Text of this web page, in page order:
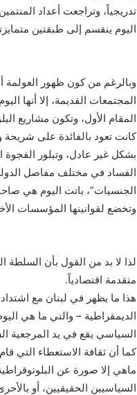
تدريجياً، وتراجعت أعداد
اليوم ينقسم إلى طبقتين
وبالرغم من كون ظهور العولمة
المجتمعات القديمة، إلا أنها
المقام الأول، وتكون مشاريع
كانت تعود بالفائدة على
بشكل غير عادل، وتبلور الفجوة
الفساد في مختلف مفاصل
الجنسيات”، باتت اليوم هي
وتخضع لقوانينها المؤسسات
لذا لا بد من القول بأن
متقدمة اقتصادياً.
هذا ما يظهر في لبنان مع
الديمقراطية – والتي ما هي
السياسي يقع في يد المرجعية
كما أن ثقافة الاستعطاء التي
ماهي إلا صورة عن
السياسيين الحقيقيين، أو